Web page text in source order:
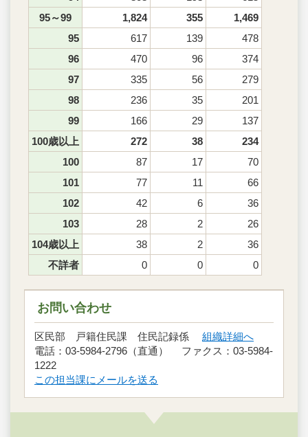
95～99
1,824 355
1,469
95
617 139
478
96
470 96
374
97
335 56
279
98
236 35
201
99
166 29
137
100歳以上
272 38
234
100
87 17
70
101
77 11
66
102
42 6
36
103
28 2
26
104歳以上
38 2
36
不詳者
0 0 0
お問い合わせ
区民部 戸籍住民課 住民記録係 組織詳細へ
電話：03-5984-2796（直通） ファクス：03-5984-
1222
この担当課にメールを送る